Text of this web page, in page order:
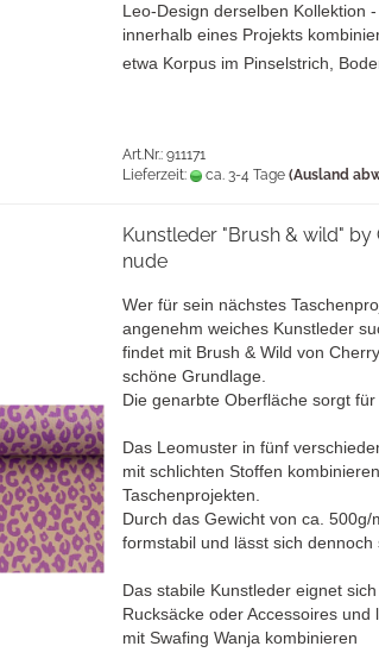
Leo-Design derselben Kollektion
innerhalb eines Projekts
etwa Korpus im Pinselstrich,
Art.Nr.: 911171
Lieferzeit:
ca. 3-4 Tage (Ausland
Kunstleder "Brush & wild" by
nude
Wer für sein nächstes
angenehm weiches Kunstleder
findet mit Brush & Wild von
schöne Grundlage.
Die genarbte Oberfläche sorgt
Das Leomuster in fünf
mit schlichten Stoffen
Taschenprojekten.
Durch das Gewicht von ca. 500g/
formstabil und lässt sich dennoch
Das stabile Kunstleder eignet
Rucksäcke oder Accessoires
mit Swafing Wanja kombinieren